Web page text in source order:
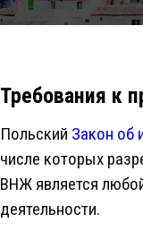
Требования к
Польский Закон об
числе которых
ВНЖ является
деятельности.